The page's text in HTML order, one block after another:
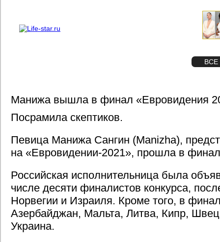
ВСЕ
Манижа вышла в финал «Евровидения
Посрамила скептиков.
Певица Манижа Сангин (Manizha),
на «Евровидении-2021», прошла в финал
Российская исполнительница была
числе десяти финалистов конкурса,
Норвегии и Израиля. Кроме того, в
Азербайджан, Мальта, Литва, Кипр,
Украина.